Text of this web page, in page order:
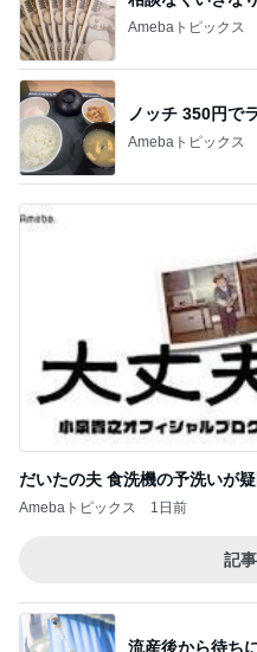
Amebaトピックス
ノッチ 350円で
Amebaトピックス
だいたの夫 食洗機の予洗いが疑
Amebaトピックス 1日前
記
流産後から待ち